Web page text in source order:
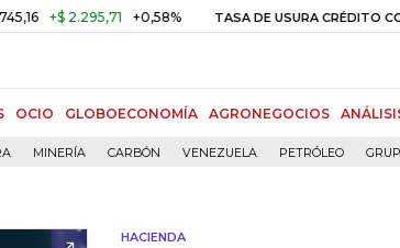
+$ 2.295,71 +0,58% TASA DE USURA CRÉDITO
OCIO GLOBOECONOMÍA AGRONEGOCIOS
MINERÍA CARBÓN VENEZUELA PETRÓLEO
HACIENDA